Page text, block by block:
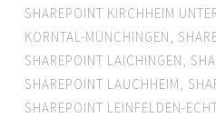
SHAREPOINT KIRCHHEIM
KORNTAL-MÜNCHINGEN,
SHAREPOINT LAICHINGEN,
SHAREPOINT LAUCHHEIM,
SHAREPOINT LEINFELDEN-